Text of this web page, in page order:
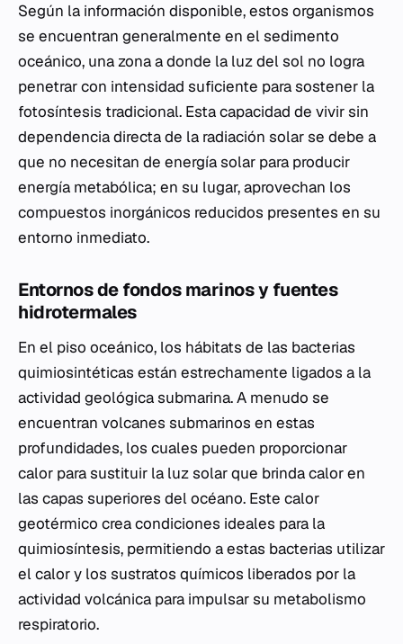
Según la información disponible, estos organismos
se encuentran generalmente en el sedimento
oceánico, una zona a donde la luz del sol no logra
penetrar con intensidad suficiente para sostener la
fotosíntesis tradicional. Esta capacidad de vivir sin
dependencia directa de la radiación solar se debe a
que no necesitan de energía solar para producir
energía metabólica; en su lugar, aprovechan los
compuestos inorgánicos reducidos presentes en su
entorno inmediato.
Entornos de fondos marinos y fuentes
hidrotermales
En el piso oceánico, los hábitats de las bacterias
quimiosintéticas están estrechamente ligados a la
actividad geológica submarina. A menudo se
encuentran volcanes submarinos en estas
profundidades, los cuales pueden proporcionar
calor para sustituir la luz solar que brinda calor en
las capas superiores del océano. Este calor
geotérmico crea condiciones ideales para la
quimiosíntesis, permitiendo a estas bacterias utilizar
el calor y los sustratos químicos liberados por la
actividad volcánica para impulsar su metabolismo
respiratorio.